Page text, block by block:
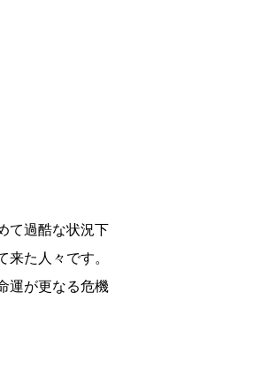
て過酷な状況下
た人々です。
運が更なる危機